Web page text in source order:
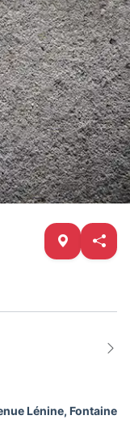
Lénine, Fontaine